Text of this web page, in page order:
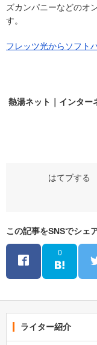
ズカンパニーなどのオ
す。
フレッツ光からソフト
熱湯ネット｜インター
この記事をSNSでシェ
0
ライター紹介